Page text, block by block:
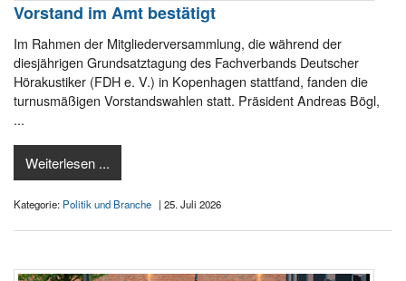
Vorstand im Amt bestätigt
Im Rahmen der Mitgliederversammlung, die während der
diesjährigen Grundsatztagung des Fachverbands Deutscher
Hörakustiker (FDH e. V.) in Kopenhagen stattfand, fanden die
turnusmäßigen Vorstandswahlen statt. Präsident Andreas Bögl,
...
Weiterlesen ...
Kategorie: Politik und Branche | 25. Juli 2026